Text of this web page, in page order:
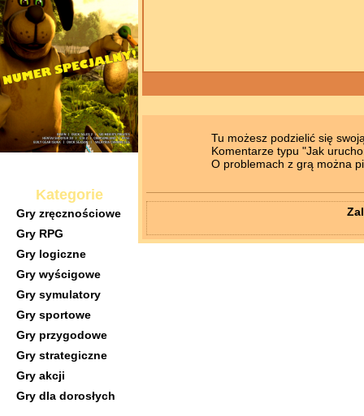
Kategorie
Gry zręcznościowe
Gry RPG
Gry logiczne
Gry wyścigowe
Gry symulatory
Gry sportowe
Gry przygodowe
Gry strategiczne
Gry akcji
Gry dla dorosłych
Tu możesz podzielić się
Komentarze typu "Jak
O problemach z grą można